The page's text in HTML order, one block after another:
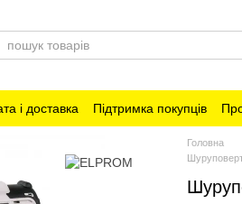
і доставка Підтримка покупців
Головна